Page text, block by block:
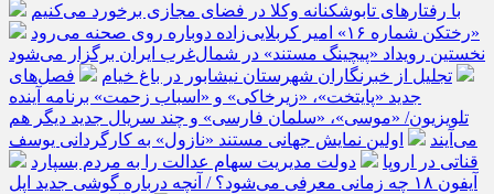
با رفتارهای تابوشکنانه وکلا در فضای مجازی برخورد می‌کنیم
«رختکن شماره ۱۶» امیر کربلایی‌زاده دوباره روی صحنه می‌رود
نخستین رویداد «پیچینگ مستند» در شمال‌غرب ایران برگزار می‌شود
تجلیل از خبرنگاران شهرستان نیشابور در باغ خیام
فصل‌های
جدید «پایتخت»، «زیرخاکی» و «اسباب زحمت» برنامه آینده
تلویزیون/ «موسی»، «سلمان فارسی» و چند سریال جدید دیگر هم
می‌آیند
اولین نمایش جهانی مستند «نازول» به کارگردانی یوسف
قناتی در اروپا
دولت مدیریت سهام عدالت را به مردم بسپارد
آیفون ۱۸ چه زمانی معرفی می‌شود؟ / آنچه درباره گوشی جدید اپل